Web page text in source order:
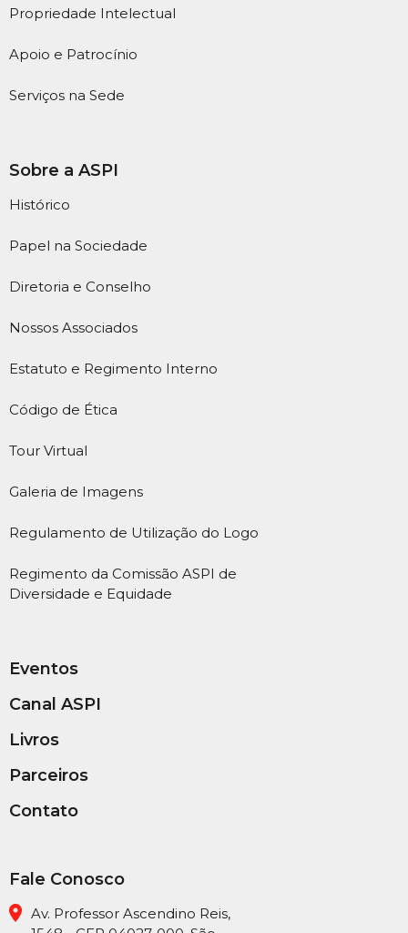
Propriedade Intelectual
Apoio e Patrocínio
Serviços na Sede
Sobre a ASPI
Histórico
Papel na Sociedade
Diretoria e Conselho
Nossos Associados
Estatuto e Regimento Interno
Código de Ética
Tour Virtual
Galeria de Imagens
Regulamento de Utilização do Logo
Regimento da Comissão ASPI de
Diversidade e Equidade
Eventos
Canal ASPI
Livros
Parceiros
Contato
Fale Conosco
Av. Professor Ascendino Reis,